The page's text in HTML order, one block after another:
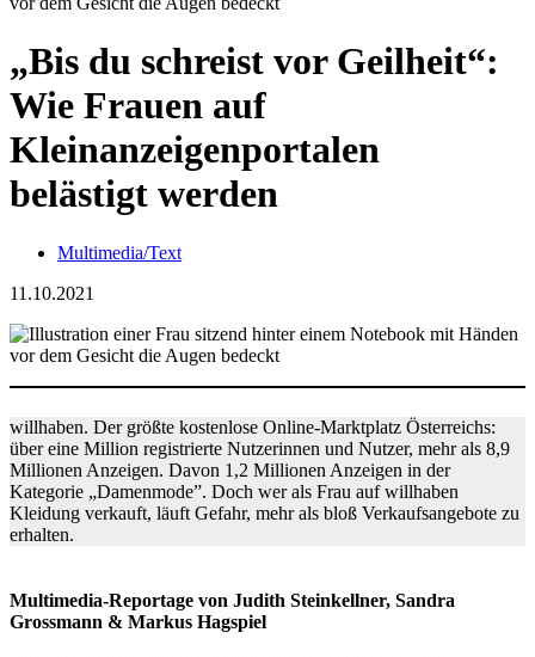
„Bis du schreist vor Geilheit“:
Wie Frauen auf
Kleinanzeigenportalen
belästigt werden
Multimedia/Text
11.10.2021
willhaben. Der größte kostenlose Online-Marktplatz Österreichs:
über eine Million registrierte Nutzerinnen und Nutzer, mehr als 8,9
Millionen Anzeigen. Davon 1,2 Millionen Anzeigen in der
Kategorie „Damenmode”. Doch wer als Frau auf willhaben
Kleidung verkauft, läuft Gefahr, mehr als bloß Verkaufsangebote zu
erhalten.
Multimedia-Reportage von Judith Steinkellner, Sandra
Grossmann & Markus Hagspiel